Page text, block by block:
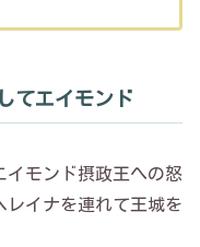
てエイモンド
イモンド摂政王への怒
レイナを連れて王城を